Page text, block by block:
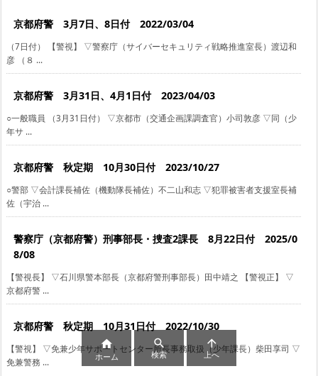
京都府警 3月7日、8日付 2022/03/04
（7日付） 【警視】 ▽警察庁（サイバーセキュリティ戦略推進室長）渡辺和
彦 （８ ...
京都府警 3月31日、4月1日付 2023/04/03
○一般職員 （3月31日付） ▽京都市（交通企画課調査官）小司敦彦 ▽同（少
年サ ...
京都府警 秋定期 10月30日付 2023/10/27
○警部 ▽会計課長補佐（機動隊長補佐）不二山和志 ▽犯罪被害者支援室長補
佐（宇治 ...
警察庁（京都府警）刑事部長・捜査2課長 8月22日付 2025/0
8/08
【警視長】 ▽石川県警本部長（京都府警刑事部長）田中靖之 【警視正】 ▽
京都府警 ...
京都府警 秋定期 10月31日付 2022/10/30
【警視】 ▽免兼少年サポートセンター所長事務取扱（少年課長）柴田享司 ▽
免兼警務 ...

ホーム

検索

上へ